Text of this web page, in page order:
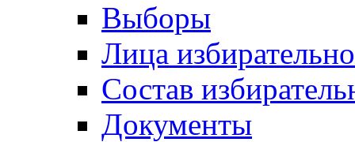
Выборы
Лица
Состав
Документы